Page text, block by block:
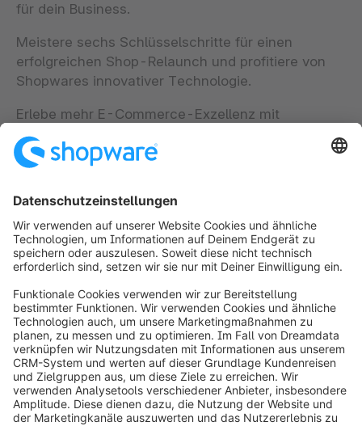
für dein Business.
Meistere sechs Schlüsselschritte für einen
erfolgreichen Shop-Relaunch und profitiere von
Shopwares innovativer Technologie.
Erlebe mehr E-Commerce-Exzellenz mit
Shopware – lade noch heute unseren kostenlosen
Replatforming Guide herunter!
Formular wird geladen...